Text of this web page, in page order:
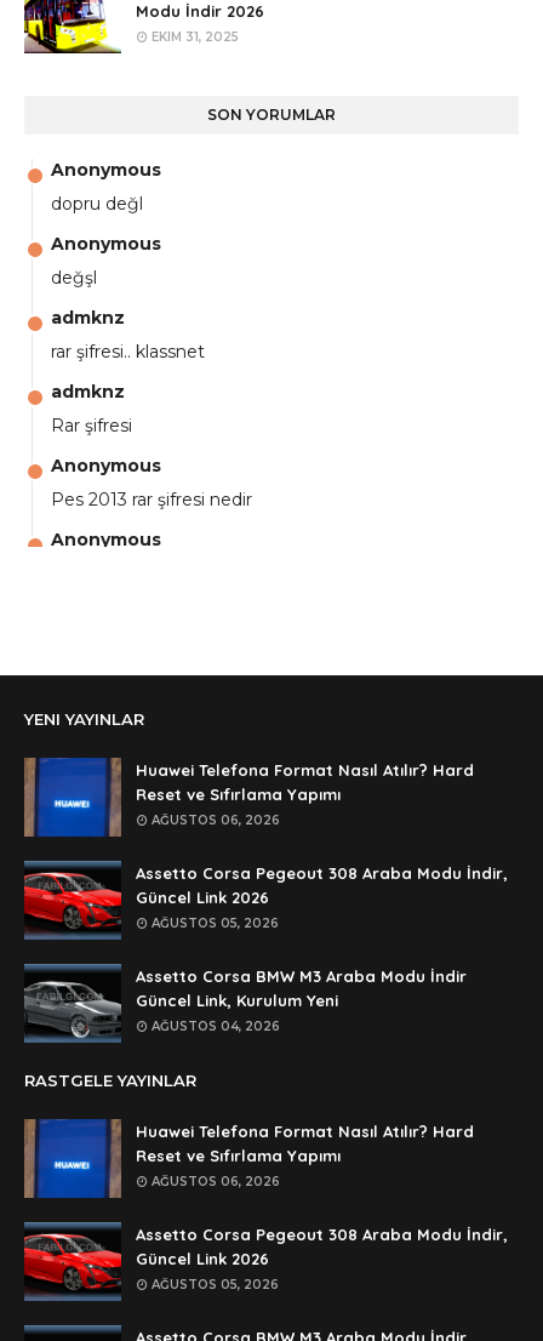
Modu İndir 2026
EKIM 31, 2025
SON YORUMLAR
Anonymous
dopru değl
Anonymous
değşl
admknz
rar şifresi.. klassnet
admknz
Rar şifresi
Anonymous
Pes 2013 rar şifresi nedir
Anonymous
şifre ?
Anonymous
şifre ögrenebilirmiyim
Anonymous
🥰🥰🥰
Anonymous
dedezıplatan31 beğend👌
Anonymous
rar dosyasının şifresi nedir
Anonymous
lan şifre ne şifre
şifre ne
YENI YAYINLAR
Huawei Telefona Format Nasıl Atılır? Hard
Reset ve Sıfırlama Yapımı
AĞUSTOS 06, 2026
Assetto Corsa Pegeout 308 Araba Modu İndir,
Güncel Link 2026
AĞUSTOS 05, 2026
Assetto Corsa BMW M3 Araba Modu İndir
Güncel Link, Kurulum Yeni
AĞUSTOS 04, 2026
RASTGELE YAYINLAR
Huawei Telefona Format Nasıl Atılır? Hard
Reset ve Sıfırlama Yapımı
AĞUSTOS 06, 2026
Assetto Corsa Pegeout 308 Araba Modu İndir,
Güncel Link 2026
AĞUSTOS 05, 2026